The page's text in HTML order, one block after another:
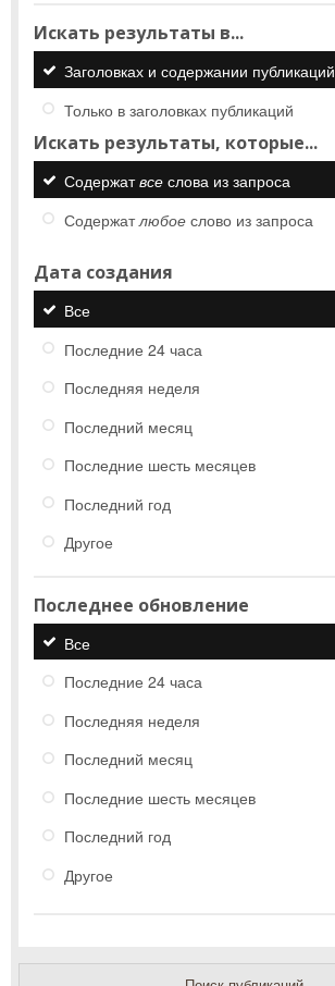
Искать результаты в...
Заголовках и содержании публикаций
Только в заголовках публикаций
Искать результаты, которые...
Содержатвсе слова из запроса
Содержатлюбое слово из запроса
Дата создания
Все
Последние 24 часа
Последняя неделя
Последний месяц
Последние шесть месяцев
Последний год
Другое
Последнее обновление
Все
Последние 24 часа
Последняя неделя
Последний месяц
Последние шесть месяцев
Последний год
Другое